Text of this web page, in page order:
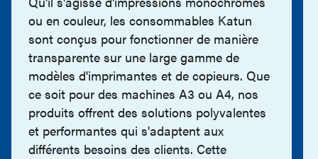
ou en couleur, les consommables Katun
sont conçus pour fonctionner de manière
transparente sur une large gamme de
modèles d'imprimantes et de copieurs. Que
ce soit pour des machines A3 ou A4, nos
produits offrent des solutions polyvalentes
et performantes qui s'adaptent aux
différents besoins des clients. Cette